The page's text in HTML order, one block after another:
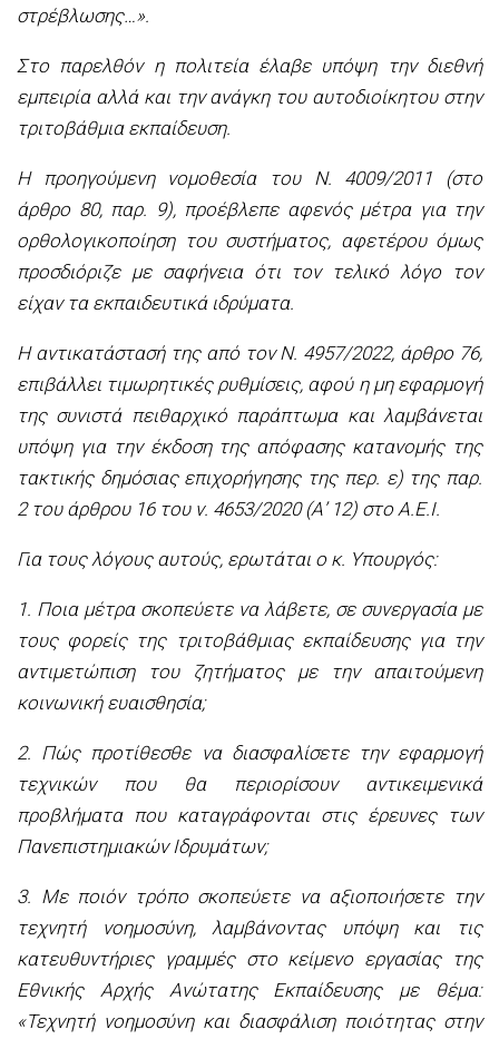
στρέβλωσης…».
Στο παρελθόν η πολιτεία έλαβε υπόψη την διεθνή
εμπειρία αλλά και την ανάγκη του αυτοδιοίκητου στην
τριτοβάθμια εκπαίδευση.
Η προηγούμενη νομοθεσία του Ν. 4009/2011 (στο
άρθρο 80, παρ. 9), προέβλεπε αφενός μέτρα για την
ορθολογικοποίηση του συστήματος, αφετέρου όμως
προσδιόριζε με σαφήνεια ότι τον τελικό λόγο τον
είχαν τα εκπαιδευτικά ιδρύματα.
Η αντικατάστασή της από τον Ν. 4957/2022, άρθρο 76,
επιβάλλει τιμωρητικές ρυθμίσεις, αφού η μη εφαρμογή
της συνιστά πειθαρχικό παράπτωμα και λαμβάνεται
υπόψη για την έκδοση της απόφασης κατανομής της
τακτικής δημόσιας επιχορήγησης της περ. ε) της παρ.
2 του άρθρου 16 του ν. 4653/2020 (Α’ 12) στο Α.Ε.Ι.
Για τους λόγους αυτούς, ερωτάται ο κ. Υπουργός:
1. Ποια μέτρα σκοπεύετε να λάβετε, σε συνεργασία με
τους φορείς της τριτοβάθμιας εκπαίδευσης για την
αντιμετώπιση του ζητήματος με την απαιτούμενη
κοινωνική ευαισθησία;
2. Πώς προτίθεσθε να διασφαλίσετε την εφαρμογή
τεχνικών που θα περιορίσουν αντικειμενικά
προβλήματα που καταγράφονται στις έρευνες των
Πανεπιστημιακών Ιδρυμάτων;
3. Με ποιόν τρόπο σκοπεύετε να αξιοποιήσετε την
τεχνητή νοημοσύνη, λαμβάνοντας υπόψη και τις
κατευθυντήριες γραμμές στο κείμενο εργασίας της
Εθνικής Αρχής Ανώτατης Εκπαίδευσης με θέμα:
«Τεχνητή νοημοσύνη και διασφάλιση ποιότητας στην